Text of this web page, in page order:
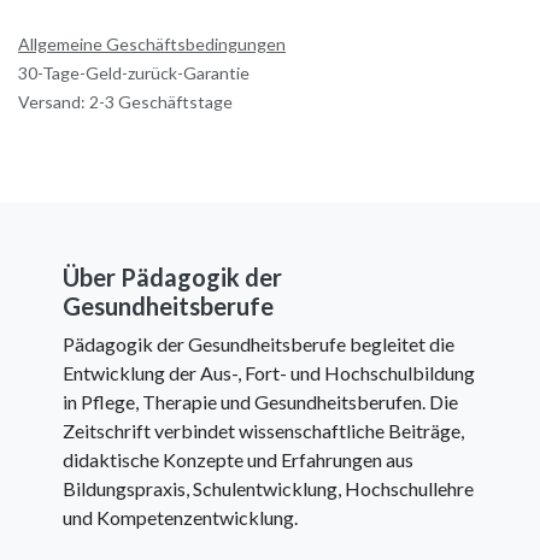
Allgemeine Geschäftsbedingungen
30-Tage-Geld-zurück-Garantie
Versand: 2-3 Geschäftstage
Über Pädagogik der
Gesundheitsberufe
Pädagogik der Gesundheitsberufe begleitet die
Entwicklung der Aus-, Fort- und Hochschulbildung
in Pflege, Therapie und Gesundheitsberufen. Die
Zeitschrift verbindet wissenschaftliche Beiträge,
didaktische Konzepte und Erfahrungen aus
Bildungspraxis, Schulentwicklung, Hochschullehre
und Kompetenzentwicklung.